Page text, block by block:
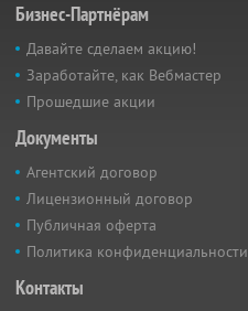
Бизнес-Партнёрам
Давайте сделаем акцию!
Заработайте, как Вебмастер
Прошедшие акции
Документы
Агентский договор
Лицензионный договор
Публичная оферта
Политика конфиденциальности
Контакты